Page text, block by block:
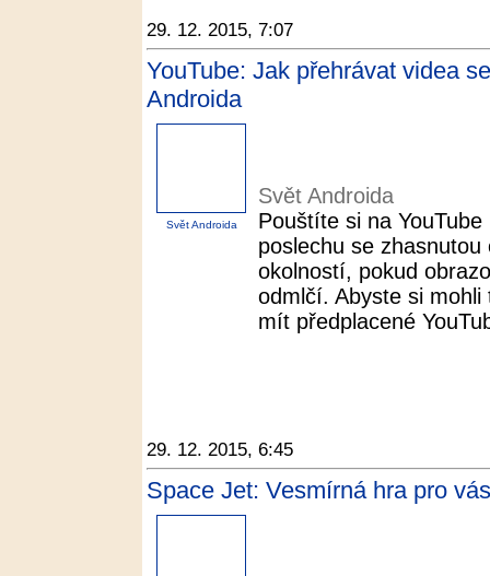
29. 12. 2015, 7:07
YouTube: Jak přehrávat videa
Androida
Svět Androida
Svět Androida
Pouštíte si na
poslechu se
okolností, pokud
odmlčí. Abyste si
mít předplacené
29. 12. 2015, 6:45
Space Jet: Vesmírná hra pro